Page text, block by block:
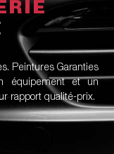
Peintures Garanties
équipement et un
rapport qualité-prix.